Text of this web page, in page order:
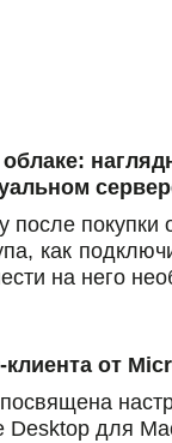
после покупки
как
на него
вы впервые
клиента от
Desktop для